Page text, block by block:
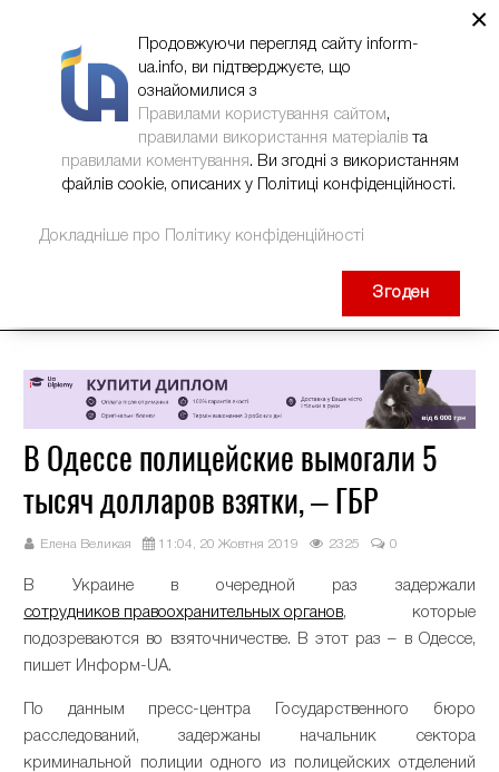
В Одессе полицейские вымогали 5
тысяч долларов взятки, – ГБР
Елена Великая 11:04, 20 Жовтня 2019 2325 0
В Украине в очередной раз задержали
сотрудников правоохранительных органов, которые
подозреваются во взяточничестве. В этот раз – в Одессе,
пишет Информ-UA.
По данным пресс-центра Государственного бюро
расследований, задержаны начальник сектора
криминальной полиции одного из полицейских отделений
×
Продовжуючи перегляд сайту inform-
ua.info, ви підтверджуєте, що
ознайомилися з
Правилами користування сайтом,
правилами використання матеріалів та
правилами коментування. Ви згодні з використанням
файлів cookie, описаних у Політиці конфіденційності.
Докладніше про Політику конфіденційності
Згоден